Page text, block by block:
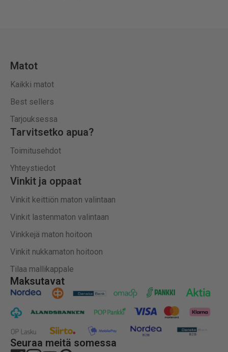
Maksutavat
Seuraa meitä somessa
Matot
Kaikki matot
Best sellers
Tarjouksessa
Tarvitsetko apua?
Toimitusehdot
Yhteystiedot
Vinkit ja oppaat
Vinkit keittiön maton valintaan
Vinkit lastenmaton valintaan
Vinkkejä maton hoitoon
Vinkit nukkamaton hoitoon
Tilaa mallikappale